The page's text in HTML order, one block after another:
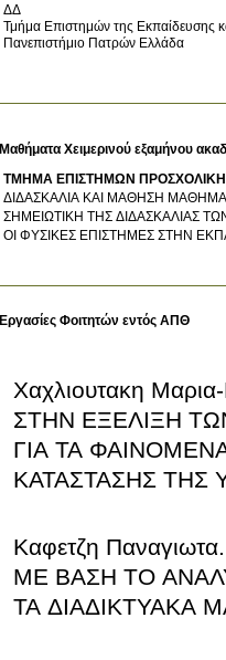
ΔΔ
Τμήμα Επιστημών της Εκπαίδευσης
Πανεπιστήμιο Πατρών Ελλάδα
Μαθήματα Χειμερινού εξαμήνου
ΤΜΗΜΑ ΕΠΙΣΤΗΜΩΝ
ΔΙΔΑΣΚΑΛΙΑ ΚΑΙ ΜΑΘΗΣΗ
ΣΗΜΕΙΩΤΙΚΗ ΤΗΣ ΔΙΔΑΣΚΑΛΙΑΣ
ΟΙ ΦΥΣΙΚΕΣ ΕΠΙΣΤΗΜΕΣ ΣΤΗΝ
Εργασίες Φοιτητών εντός ΑΠΘ
Χαχλιουτακη
ΣΤΗΝ ΕΞΕΛΙΞΗ
ΓΙΑ ΤΑ
ΚΑΤΑΣΤΑΣΗΣ ΤΗΣ
Καφετζη
ΜΕ ΒΑΣΗ ΤΟ
ΤΑ ΔΙΑΔΙΚΤΥΑΚΑ